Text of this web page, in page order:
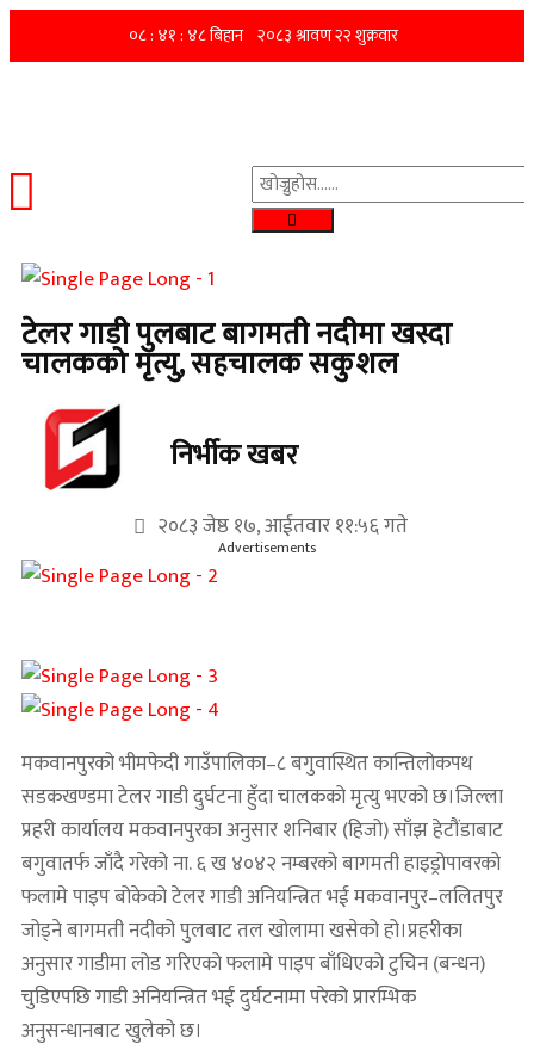
टेलर गाडी पुलबाट बागमती नदीमा खस्दा
चालकको मृत्यु, सहचालक सकुशल
निर्भीक खबर
२०८३ जेष्ठ १७, आईतवार ११:५६ गते
Advertisements
मकवानपुरको भीमफेदी गाउँपालिका–८ बगुवास्थित कान्तिलोकपथ
सडकखण्डमा टेलर गाडी दुर्घटना हुँदा चालकको मृत्यु भएको छ।जिल्ला
प्रहरी कार्यालय मकवानपुरका अनुसार शनिबार (हिजो) साँझ हेटौंडाबाट
बगुवातर्फ जाँदै गरेको ना. ६ ख ४०४२ नम्बरको बागमती हाइड्रोपावरको
फलामे पाइप बोकेको टेलर गाडी अनियन्त्रित भई मकवानपुर–ललितपुर
जोड्ने बागमती नदीको पुलबाट तल खोलामा खसेको हो।प्रहरीका
अनुसार गाडीमा लोड गरिएको फलामे पाइप बाँधिएको टुचिन (बन्धन)
चुडिएपछि गाडी अनियन्त्रित भई दुर्घटनामा परेको प्रारम्भिक
अनुसन्धानबाट खुलेको छ।